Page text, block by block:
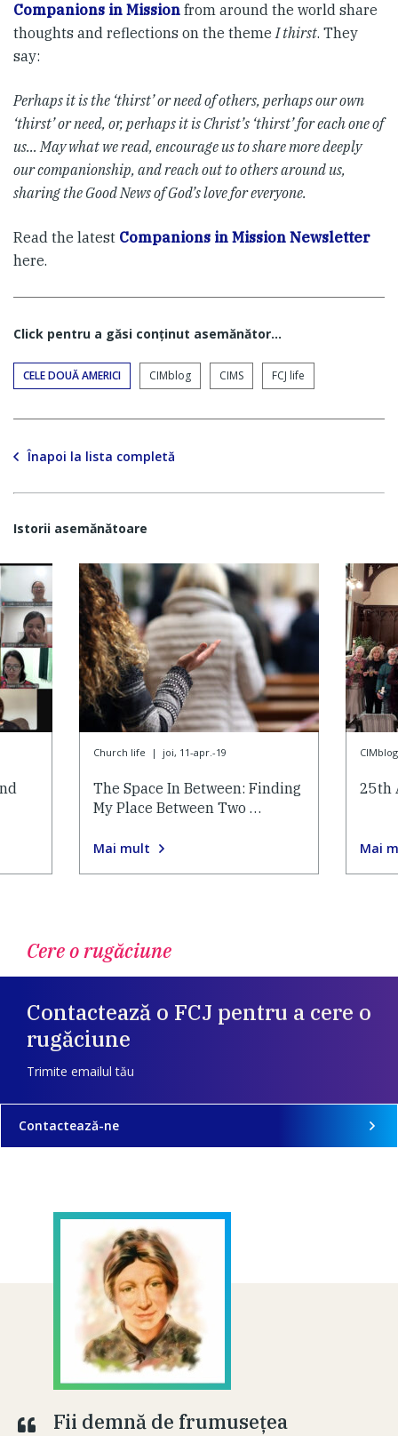
Companions in Mission from around the world share
thoughts and reflections on the themeI thirst. They
say:
Perhaps it is the ‘thirst’ or need of others, perhaps our own
‘thirst’ or need, or, perhaps it is Christ’s ‘thirst’ for each one of
us… May what we read, encourage us to share more deeply
our companionship, and reach out to others around us,
sharing the Good News of God’s love for everyone.
Read the latest Companions in Mission Newsletter
here.
Click pentru a găsi conţinut asemănător...
CELE DOUĂ AMERICI CIMblog CIMS FCJ life
Înapoi la lista completă
Istorii asemănătoare
Church life | joi, 11-apr.-19
The Space In Between: Finding
My Place Between Two …
Mai mult
CIMblog
25th
Mai
Cere o rugăciune
Contactează o FCJ pentru a cere o
rugăciune
Trimite emailul tău
Contactează-ne
Fii demnă de frumuseţea